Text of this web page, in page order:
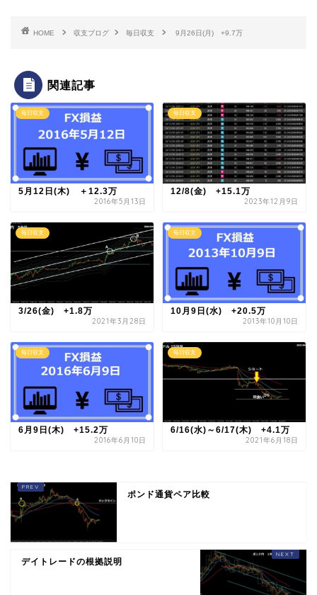
HOME 収支ブログ 毎日収支 9月26日(月) +9.7万
関連記事
毎日収支
5月12日(木) ＋12.3万
2016年5月13日
毎日収支
12/8(金) +15.1万
2023年12月9日
毎日収支
3/26(金) +1.8万
2021年3月28日
毎日収支
10月9日(水) +20.5万
2013年10月10日
毎日収支
6月9日(木) +15.2万
2016年6月10日
毎日収支
6/16(水)～6/17(木) +4.1万
2021年6月18日
ポンド通貨ペア比較
デイトレードの根拠説明